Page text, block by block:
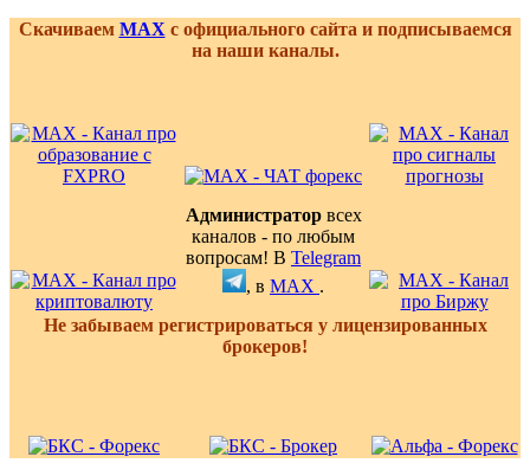
Скачиваем MAX с официального сайта и подписываемся
на наши каналы.
Администраторвсех
каналов - по любым
вопросам! В Telegram
, в MAX .
Не забываем регистрироваться у лицензированных
брокеров!